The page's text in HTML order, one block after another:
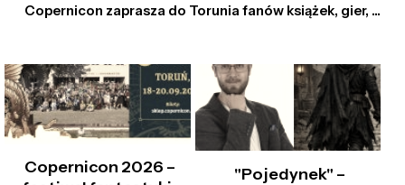
Copernicon zaprasza do Torunia fanów książek, gier, ...
Copernicon 2026 –
"Pojedynek" –